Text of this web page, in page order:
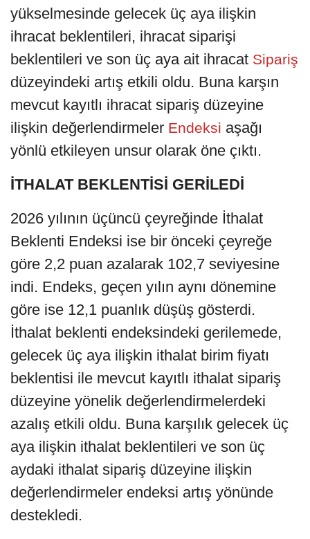
yükselmesinde gelecek üç aya ilişkin
ihracat beklentileri, ihracat siparişi
beklentileri ve son üç aya ait ihracat Sipariş
düzeyindeki artış etkili oldu. Buna karşın
mevcut kayıtlı ihracat sipariş düzeyine
ilişkin değerlendirmeler Endeksi aşağı
yönlü etkileyen unsur olarak öne çıktı.
İTHALAT BEKLENTİSİ GERİLEDİ
2026 yılının üçüncü çeyreğinde İthalat
Beklenti Endeksi ise bir önceki çeyreğe
göre 2,2 puan azalarak 102,7 seviyesine
indi. Endeks, geçen yılın aynı dönemine
göre ise 12,1 puanlık düşüş gösterdi.
İthalat beklenti endeksindeki gerilemede,
gelecek üç aya ilişkin ithalat birim fiyatı
beklentisi ile mevcut kayıtlı ithalat sipariş
düzeyine yönelik değerlendirmelerdeki
azalış etkili oldu. Buna karşılık gelecek üç
aya ilişkin ithalat beklentileri ve son üç
aydaki ithalat sipariş düzeyine ilişkin
değerlendirmeler endeksi artış yönünde
destekledi.